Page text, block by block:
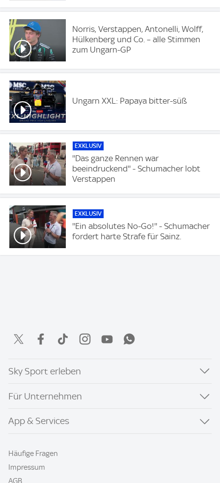
Norris, Verstappen, Antonelli, Wolff,
Hülkenberg und Co. – alle Stimmen
zum Ungarn-GP
Ungarn XXL: Papaya bitter-süß
EXKLUSIV
''Das ganze Rennen war
beeindruckend'' - Schumacher lobt
Verstappen
EXKLUSIV
''Ein absolutes No-Go!'' - Schumacher
fordert harte Strafe für Sainz.
Sky Sport erleben
Für Unternehmen
App & Services
Häufige Fragen
Impressum
AGB